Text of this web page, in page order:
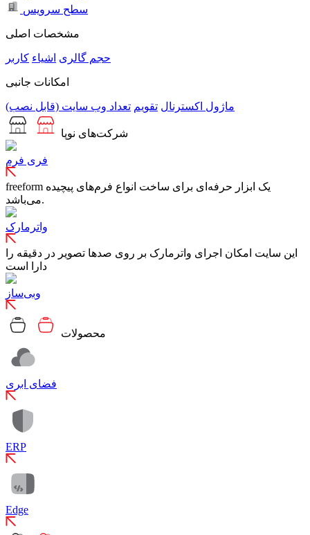
سطح سرویس
مشخصات اصلی
حجم گالری اشیاء کاربر
امکانات جانبی
ماژول اکسترنال تقویم تعداد وب سایت (قابل نصب)
شرکت‌های نوپا
فری فرم
freeform یک ابزار حرفه‌ای برای ساخت انواع فرم‌های پیچیده
می‌باشد.
واترمارک
این سایت امکان اجرای واترمارک بر روی صدها تصویر در دقیقه را
دارا است
وبی‌ساز
محصولات
فضای ابری
ERP
Edge